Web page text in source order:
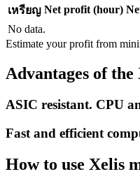
เหรียญ Net profit (hour)
No data.
Estimate your profit from
Advantages of
ASIC resistant. CPU
Fast and efficient
How to use Xelis